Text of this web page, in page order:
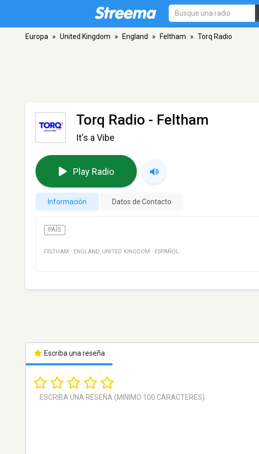
Europa » United Kingdom » England » Feltham » Torq Radio
Torq Radio - Feltham
It's a Vibe
Play Radio
Información Datos de Contacto
PAÍS
FELTHAM · ENGLAND, UNITED KINGDOM · ESPAÑOL
Escriba una reseña